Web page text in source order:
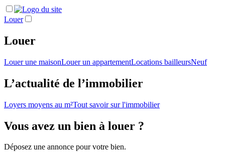
Louer
Louer
Louer une maisonLouer un appartementLocations bailleursNeuf
L’actualité de l’immobilier
Loyers moyens au m²Tout savoir sur l'immobilier
Vous avez un bien à louer ?
Déposez une annonce pour votre bien.